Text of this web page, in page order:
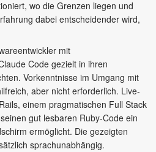
wo die Grenzen liegen und
dabei entscheidender wird,
mit
Code gezielt in ihren
Vorkenntnisse im Umgang mit
aber nicht erforderlich. Live-
einem pragmatischen Full Stack
gut lesbaren Ruby-Code ein
ermöglicht. Die gezeigten
sprachunabhängig.